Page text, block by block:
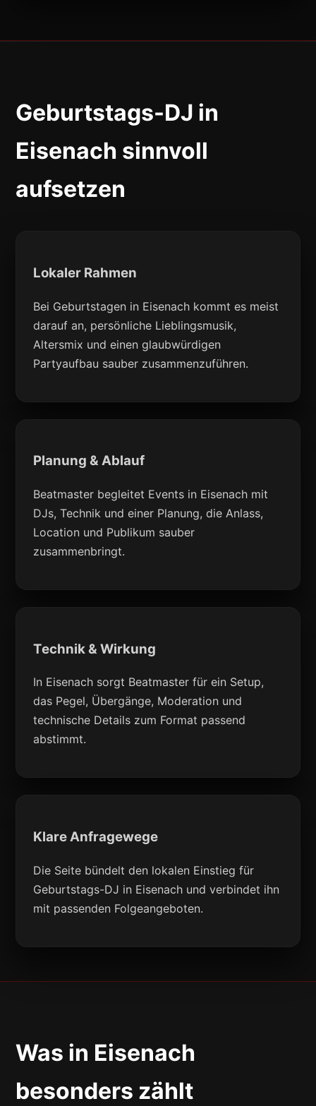
Geburtstags-DJ in
Eisenach sinnvoll
aufsetzen
Lokaler Rahmen
Bei Geburtstagen in Eisenach kommt es meist
darauf an, persönliche Lieblingsmusik,
Altersmix und einen glaubwürdigen
Partyaufbau sauber zusammenzuführen.
Planung & Ablauf
Beatmaster begleitet Events in Eisenach mit
DJs, Technik und einer Planung, die Anlass,
Location und Publikum sauber
zusammenbringt.
Technik & Wirkung
In Eisenach sorgt Beatmaster für ein Setup,
das Pegel, Übergänge, Moderation und
technische Details zum Format passend
abstimmt.
Klare Anfragewege
Die Seite bündelt den lokalen Einstieg für
Geburtstags-DJ in Eisenach und verbindet ihn
mit passenden Folgeangeboten.
Was in Eisenach
besonders zählt